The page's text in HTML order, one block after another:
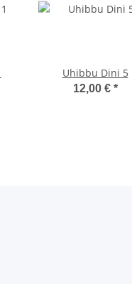
Uhibbu Dini 5
12,00 € *